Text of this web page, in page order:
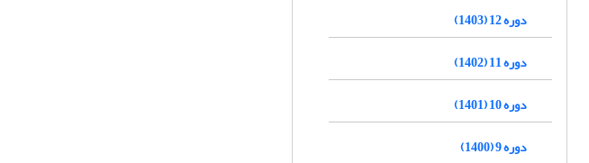
دوره 12 (1403)
دوره 11 (1402)
دوره 10 (1401)
دوره 9 (1400)